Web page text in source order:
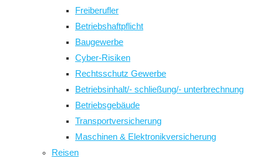
Freiberufler
Betriebshaftpflicht
Baugewerbe
Cyber-Risiken
Rechtsschutz Gewerbe
Betriebsinhalt/- schließung/- unterbrechnung
Betriebsgebäude
Transportversicherung
Maschinen & Elektronikversicherung
Reisen